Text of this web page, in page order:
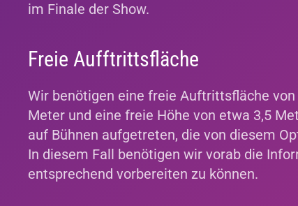
im Finale der Show.
Freie Aufftrittsfläche
Wir benötigen eine freie Auftrittsfläche
Meter und eine freie Höhe von etwa 3,5
auf Bühnen aufgetreten, die von diesem
In diesem Fall benötigen wir vorab die
entsprechend vorbereiten zu können.